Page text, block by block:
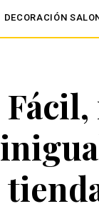
DECORACIÓN